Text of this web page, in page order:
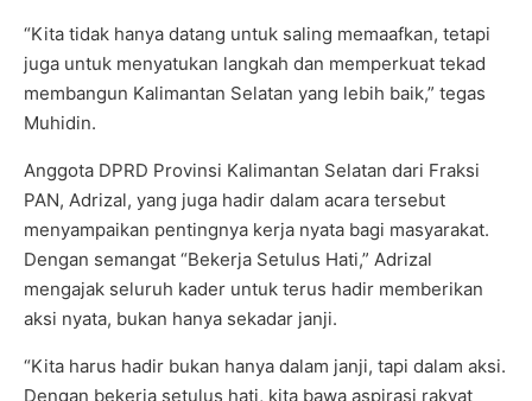
“Kita tidak hanya datang untuk saling memaafkan, tetapi
juga untuk menyatukan langkah dan memperkuat tekad
membangun Kalimantan Selatan yang lebih baik,” tegas
Muhidin.
Anggota DPRD Provinsi Kalimantan Selatan dari Fraksi
PAN, Adrizal, yang juga hadir dalam acara tersebut
menyampaikan pentingnya kerja nyata bagi masyarakat.
Dengan semangat “Bekerja Setulus Hati,” Adrizal
mengajak seluruh kader untuk terus hadir memberikan
aksi nyata, bukan hanya sekadar janji.
“Kita harus hadir bukan hanya dalam janji, tapi dalam aksi.
Dengan bekerja setulus hati, kita bawa aspirasi rakyat